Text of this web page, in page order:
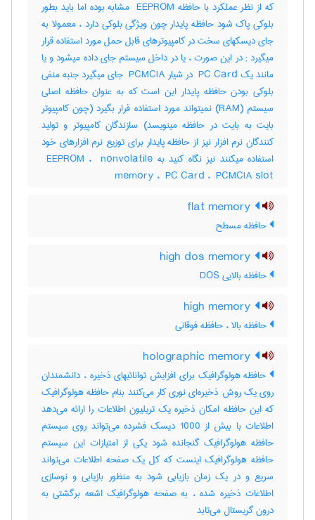
که از نظر عملکرد با حافظه ‎ EEPROM مشابه بوده اما باید بطور
بلوکی پاک شود حافظه پایدار چون ویژگی بلوکی دارد ، معمولا به
جای دیسکهای سخت در کامپیوترهای قابل حمل مورد استفاده قرار
میگیرد‎ ; در این صورت ، یا در داخل سیستم جای داده میشود و یا
مانند یک ‎ PC Card در شیار ‎ PCMCIA جای میگیرد جنبه منفی
بلوکی بودن حافظه پایدار این است که به عنوان حافظه اصلی
سیستم (‎RAM) نمیتواند مورد استفاده قرار بگیرد (چون کامپیوتر
بایت به بایت در حافظه مینویسد) سازندگان کامپیوتر و تولید
کنندگان نرم افزار نیز از حافظه پایدار برای توزیع نرم افزارهای خود
استفاده میکنند نیز نگاه کنید به ‎ EEPROM ، ‎ nonvolatile
memory ، ‎ PC Card ، ‎ PCMCIA slot
حافظه مسطح
حافظه بالایی DOS
حافظه بالا ، حافظه فوقانی
حافظه هولوگرافیک برای افزایش توانائیهای ذخیره ، دانشمندان
روی یک روش ذخیره‌ای نوری کار می‌کنند بنام حافظه هولوگرافیک
که این حافظه امکان ذخیره یک تریلیون اطلاعات را ارائه می‌دهد
اطلاعات با بیش از 1000 دیسک فشرده می‌تواند روی سیستم
حافظه هولوگرافیک گنجانده شود یکی از امتیازات این سیستم
حافظه هولوگرافیک اینست که کل یک صفحه اطلاعات می‌تواند
سریع و در یک زمان بازیابی شود به منظور بازیابی و نوسازی
اطلاعات ذخیره شده ، به صفحه هولوگرافیک اشعه برگشتی به
درون گریستال می‌تابد